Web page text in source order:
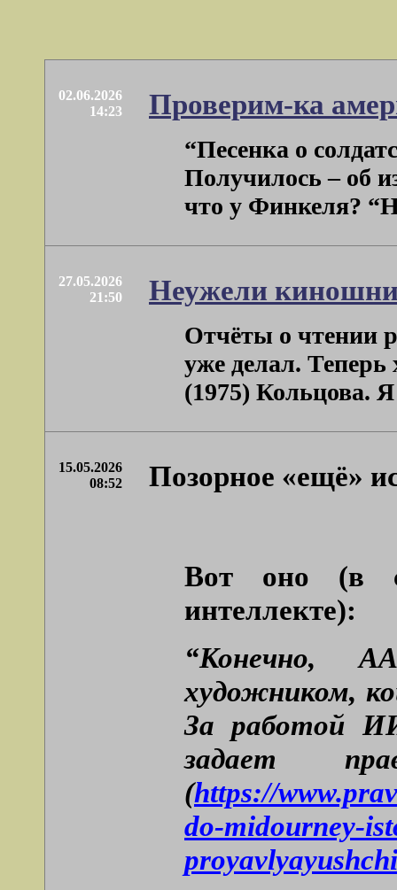
02.06.2026
14:23
Проверим-ка
“Песенка о
Получилось – об
что у Финкеля?
27.05.2026
21:50
Неужели
Отчёты о чтении
уже делал.
(1975) Кольцова.
15.05.2026
08:52
Позорное «ещё»
Вот оно (в
интеллекте):
“Конечно,
художником,
За работой
задает
(https://
do-midourney-